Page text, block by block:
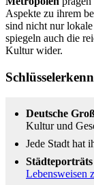
Aspekte zu ihrem
sind nicht nur
spiegeln auch die
Kultur wider.
Deutsche
Kultur und
Jede Stadt hat
Städteporträts
Lebensweisen